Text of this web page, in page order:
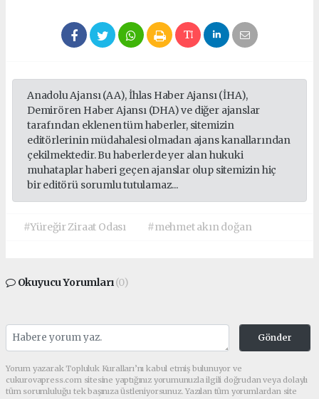
Anadolu Ajansı (AA), İhlas Haber Ajansı (İHA),
Demirören Haber Ajansı (DHA) ve diğer ajanslar
tarafından eklenen tüm haberler, sitemizin
editörlerinin müdahalesi olmadan ajans kanallarından
çekilmektedir. Bu haberlerde yer alan hukuki
muhataplar haberi geçen ajanslar olup sitemizin hiç
bir editörü sorumlu tutulamaz...
#Yüreğir Ziraat Odası #mehmet akın doğan
Okuyucu Yorumları(0)
Gönder
Yorum yazarak Topluluk Kuralları’nı kabul etmiş bulunuyor ve
cukurovapress.com sitesine yaptığınız yorumunuzla ilgili doğrudan veya dolaylı
tüm sorumluluğu tek başınıza üstleniyorsunuz. Yazılan tüm yorumlardan site